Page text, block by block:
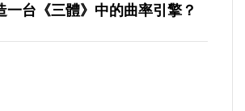
一台《三體》中的曲率引擎？